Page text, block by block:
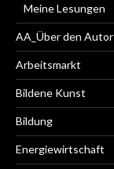
Meine Lesungen
AA_Über den Autor
Arbeitsmarkt
Bildene Kunst
Bildung
Energiewirtschaft